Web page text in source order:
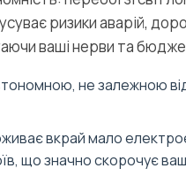
ризики аварій,
ваші нерви та
не залежною
вкрай мало
що значно скорочує